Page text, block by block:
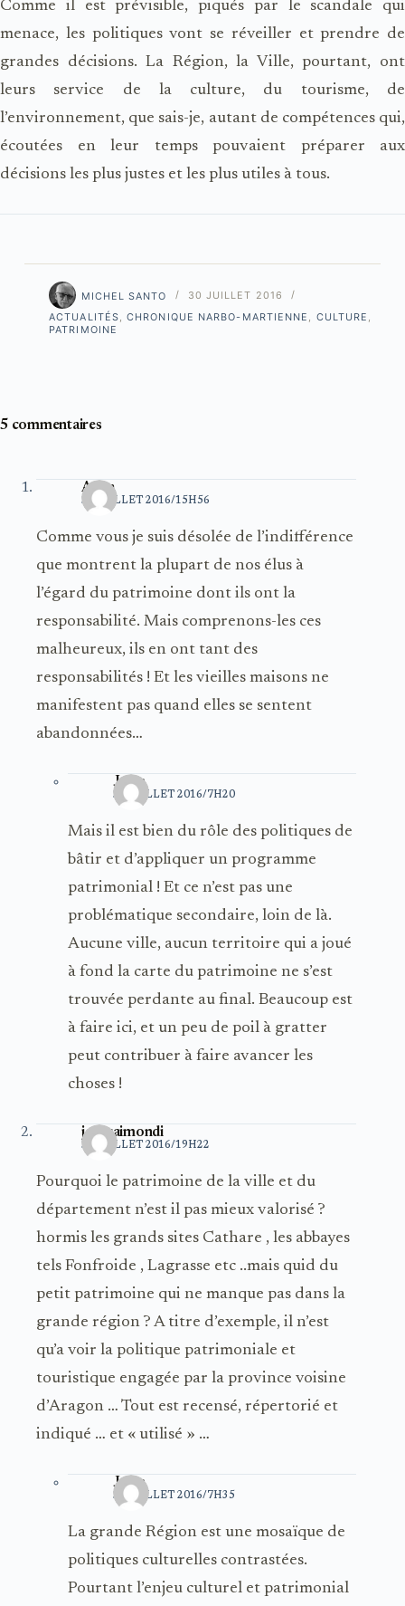
Comme il est prévisible, piqués par le scandale qui
menace, les politiques vont se réveiller et prendre de
grandes décisions. La Région, la Ville, pourtant, ont
leurs service de la culture, du tourisme, de
l’environnement, que sais-je, autant de compétences qui,
écoutées en leur temps pouvaient préparer aux
décisions les plus justes et les plus utiles à tous.
MICHEL SANTO
30 JUILLET 2016
ACTUALITÉS ,CHRONIQUE NARBO-MARTIENNE CULTURE
PATRIMOINE
5 commentaires
Anna
30 JUILLET 2016/15H56
Comme vous je suis désolée de l’indifférence
que montrent la plupart de nos élus à
l’égard du patrimoine dont ils ont la
responsabilité. Mais comprenons-les ces
malheureux, ils en ont tant des
responsabilités ! Et les vieilles maisons ne
manifestent pas quand elles se sentent
abandonnées…
Jakin
31 JUILLET 2016/7H20
Mais il est bien du rôle des politiques de
bâtir et d’appliquer un programme
patrimonial ! Et ce n’est pas une
problématique secondaire, loin de là.
Aucune ville, aucun territoire qui a joué
à fond la carte du patrimoine ne s’est
trouvée perdante au final. Beaucoup est
à faire ici, et un peu de poil à gratter
peut contribuer à faire avancer les
choses !
joel raimondi
30 JUILLET 2016/19H22
Pourquoi le patrimoine de la ville et du
département n’est il pas mieux valorisé ?
hormis les grands sites Cathare , les abbayes
tels Fonfroide , Lagrasse etc ..mais quid du
petit patrimoine qui ne manque pas dans la
grande région ? A titre d’exemple, il n’est
qu’a voir la politique patrimoniale et
touristique engagée par la province voisine
d’Aragon … Tout est recensé, répertorié et
indiqué … et « utilisé » …
Jakin
31 JUILLET 2016/7H35
La grande Région est une mosaïque de
politiques culturelles contrastées.
Pourtant l’enjeu culturel et patrimonial